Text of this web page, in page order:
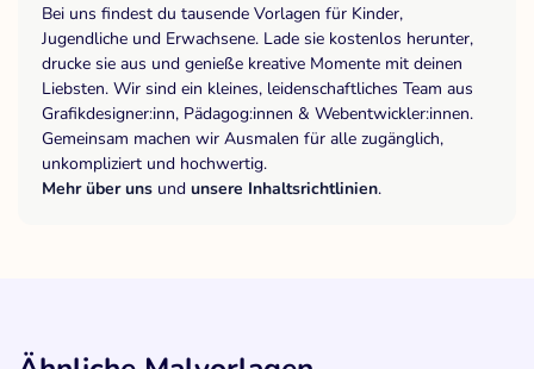
Bei uns findest du tausende Vorlagen für Kinder,
Jugendliche und Erwachsene. Lade sie kostenlos herunter,
drucke sie aus und genieße kreative Momente mit deinen
Liebsten. Wir sind ein kleines, leidenschaftliches Team aus
Grafikdesigner:inn, Pädagog:innen & Webentwickler:innen.
Gemeinsam machen wir Ausmalen für alle zugänglich,
unkompliziert und hochwertig.
Mehr über uns und unsere Inhaltsrichtlinien.